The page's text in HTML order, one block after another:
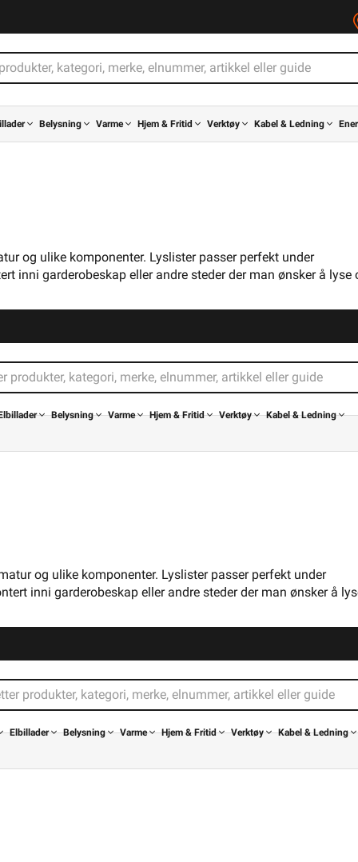
Belysning Varme Hjem & Fritid Verktøy Kabel & Ledning
og ulike komponenter. Lyslister passer perfekt under
inni garderobeskap eller andre steder der man ønsker å
Varme
Fritid
Verktøy
Ledning
EnergiMer Varemerker
og ulike komponenter. Lyslister passer perfekt under
inni garderobeskap eller andre steder der man ønsker å lyse
Belysning Varme Hjem & Fritid Verktøy Kabel & Ledning
og ulike komponenter. Lyslister passer perfekt under
inni garderobeskap eller andre steder der man ønsker å
Elbillader Belysning Varme Hjem & Fritid Verktøy Kabel & Ledning